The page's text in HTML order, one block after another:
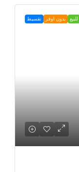
للبيع بدون اوفر تقسيط